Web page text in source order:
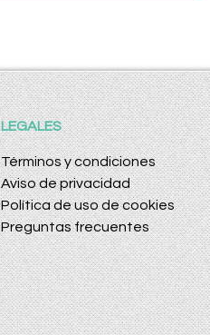
LEGALES
Términos y condiciones
Aviso de privacidad
Política de uso de cookies
Preguntas frecuentes